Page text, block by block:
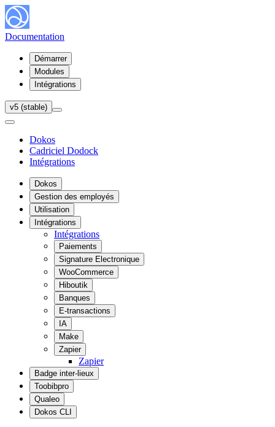
Documentation
Démarrer
Modules
Intégrations
v5 (stable)
Dokos
Cadriciel Dodock
Intégrations
Dokos
Gestion des employés
Utilisation
Intégrations
Intégrations
Paiements
Signature Electronique
WooCommerce
Hiboutik
Banques
E-transactions
IA
Make
Zapier
Zapier
Badge inter-lieux
Toobibpro
Qualeo
Dokos CLI